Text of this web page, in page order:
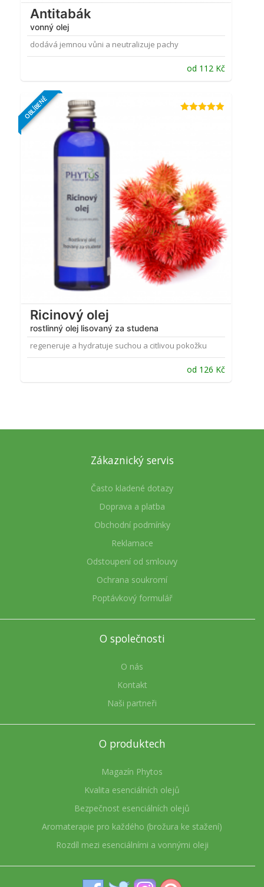
Antitabák
vonný olej
dodává jemnou vůni a neutralizuje pachy
od 112 Kč
OBLÍBENÉ
Ricinový olej
rostlinný olej lisovaný za studena
regeneruje a hydratuje suchou a citlivou pokožku
od 126 Kč
Zákaznický servis
Často kladené dotazy
Doprava a platba
Obchodní podmínky
Reklamace
Odstoupení od smlouvy
Ochrana soukromí
Poptávkový formulář
O společnosti
O nás
Kontakt
Naši partneři
O produktech
Magazín Phytos
Kvalita esenciálních olejů
Bezpečnost esenciálních olejů
Aromaterapie pro každého (brožura ke stažení)
Rozdíl mezi esenciálními a vonnými oleji